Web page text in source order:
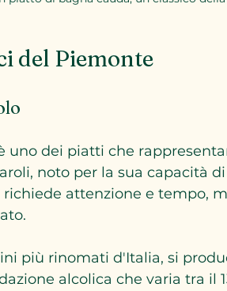
del Piemonte
uno dei piatti che
noto per la sua capacità
richiede attenzione e tempo,
più rinomati d'Italia, si
alcolica che varia tra il